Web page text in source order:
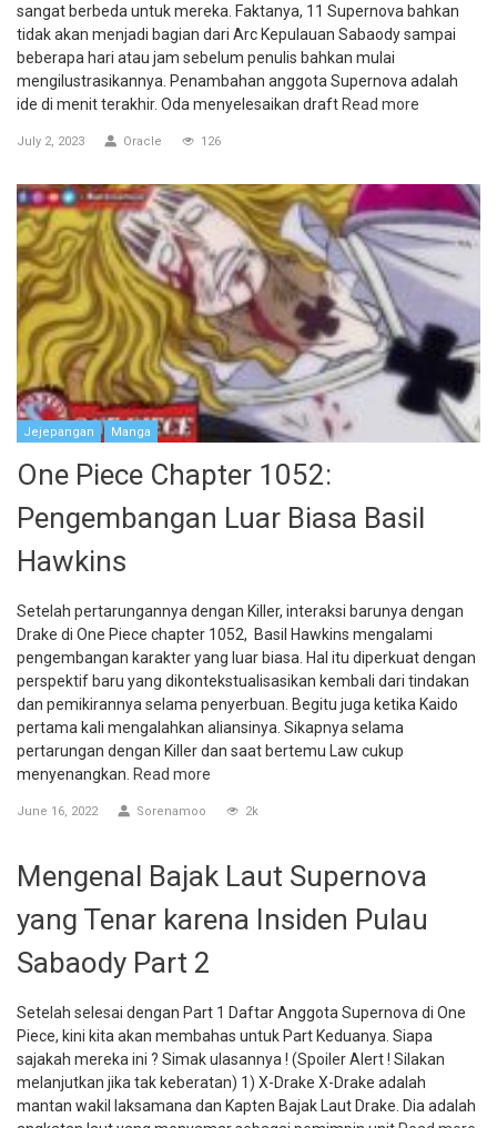
sangat berbeda untuk mereka. Faktanya, 11 Supernova bahkan
tidak akan menjadi bagian dari Arc Kepulauan Sabaody sampai
beberapa hari atau jam sebelum penulis bahkan mulai
mengilustrasikannya. Penambahan anggota Supernova adalah
ide di menit terakhir. Oda menyelesaikan draft Read more
July 2, 2023 Oracle 126
Jejepangan Manga
One Piece Chapter 1052:
Pengembangan Luar Biasa Basil
Hawkins
Setelah pertarungannya dengan Killer, interaksi barunya dengan
Drake di One Piece chapter 1052, Basil Hawkins mengalami
pengembangan karakter yang luar biasa. Hal itu diperkuat dengan
perspektif baru yang dikontekstualisasikan kembali dari tindakan
dan pemikirannya selama penyerbuan. Begitu juga ketika Kaido
pertama kali mengalahkan aliansinya. Sikapnya selama
pertarungan dengan Killer dan saat bertemu Law cukup
menyenangkan. Read more
June 16, 2022 Sorenamoo 2k
Mengenal Bajak Laut Supernova
yang Tenar karena Insiden Pulau
Sabaody Part 2
Setelah selesai dengan Part 1 Daftar Anggota Supernova di One
Piece, kini kita akan membahas untuk Part Keduanya. Siapa
sajakah mereka ini ? Simak ulasannya ! (Spoiler Alert ! Silakan
melanjutkan jika tak keberatan) 1) X-Drake X-Drake adalah
mantan wakil laksamana dan Kapten Bajak Laut Drake. Dia adalah